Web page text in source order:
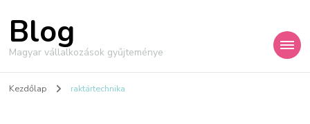
Blog
Magyar vállalkozások gyűjteménye
Kezdőlap raktártechnika